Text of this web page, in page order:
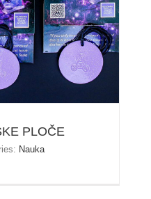
PLOČE
PLOČE
Nauka